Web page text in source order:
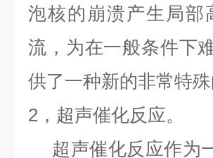
泡核的崩溃产生局部
流，为在一般条件下
供了一种新的非常特
2 ，超声催化反应。
超声催化反应作为